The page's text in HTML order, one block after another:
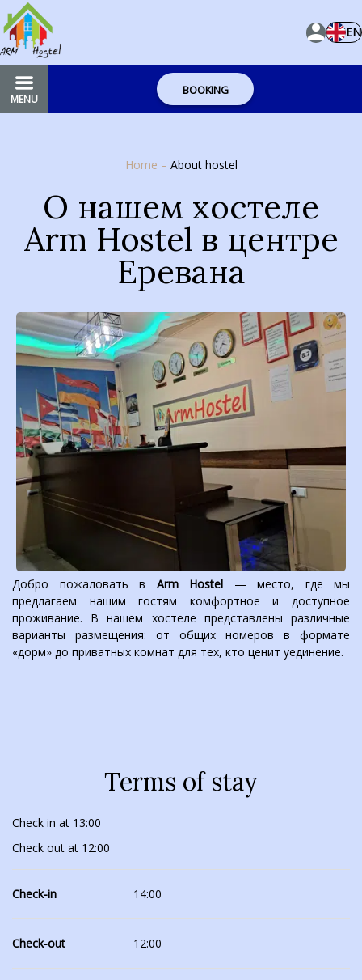
EN
MENU
BOOKING
Home – About hostel
О нашем хостеле
Arm Hostel в центре
Еревана
Добро пожаловать в Arm Hostel — место, где мы
предлагаем нашим гостям комфортное и доступное
проживание. В нашем хостеле представлены различные
варианты размещения: от общих номеров в формате
«дорм» до приватных комнат для тех, кто ценит уединение.
Terms of stay
Check in at 13:00
Check out at 12:00
Check-in 14:00
Check-out 12:00